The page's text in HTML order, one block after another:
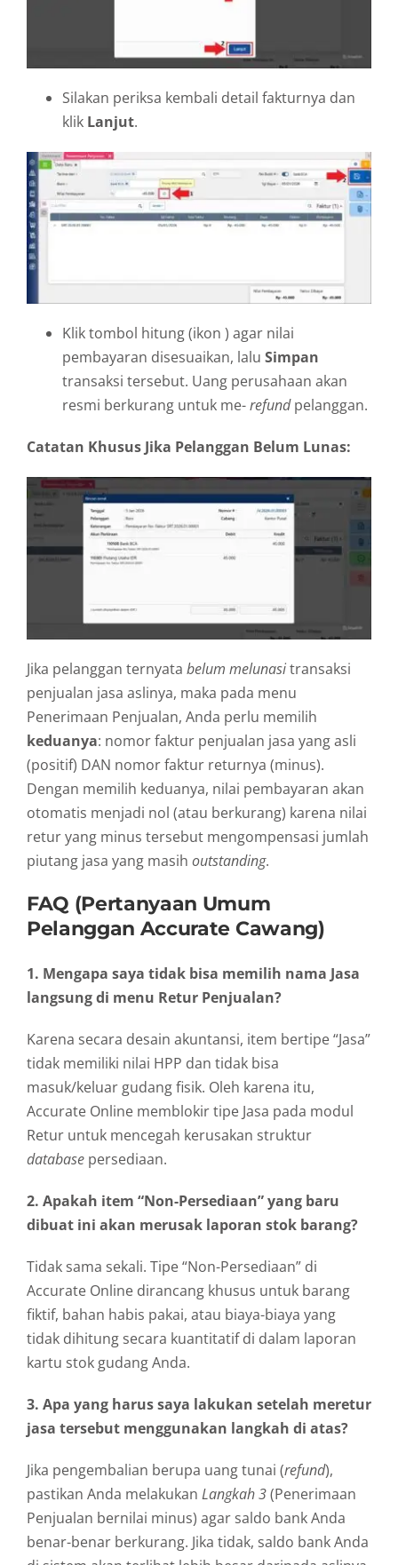
Silakan periksa kembali detail fakturnya dan
klik Lanjut.
Klik tombol hitung (ikon ) agar nilai
pembayaran disesuaikan, lalu Simpan
transaksi tersebut. Uang perusahaan akan
resmi berkurang untuk me-refundpelanggan.
Catatan Khusus Jika Pelanggan Belum Lunas:
Jika pelanggan ternyata belum melunasitransaksi
penjualan jasa aslinya, maka pada menu
Penerimaan Penjualan, Anda perlu memilih
keduanya: nomor faktur penjualan jasa yang asli
(positif) DAN nomor faktur returnya (minus).
Dengan memilih keduanya, nilai pembayaran akan
otomatis menjadi nol (atau berkurang) karena nilai
retur yang minus tersebut mengompensasi jumlah
piutang jasa yang masih outstanding.
FAQ (Pertanyaan Umum
Pelanggan Accurate Cawang)
1. Mengapa saya tidak bisa memilih nama Jasa
langsung di menu Retur Penjualan?
Karena secara desain akuntansi, item bertipe “Jasa”
tidak memiliki nilai HPP dan tidak bisa
masuk/keluar gudang fisik. Oleh karena itu,
Accurate Online memblokir tipe Jasa pada modul
Retur untuk mencegah kerusakan struktur
database persediaan.
2. Apakah item “Non-Persediaan” yang baru
dibuat ini akan merusak laporan stok barang?
Tidak sama sekali. Tipe “Non-Persediaan” di
Accurate Online dirancang khusus untuk barang
fiktif, bahan habis pakai, atau biaya-biaya yang
tidak dihitung secara kuantitatif di dalam laporan
kartu stok gudang Anda.
3. Apa yang harus saya lakukan setelah meretur
jasa tersebut menggunakan langkah di atas?
Jika pengembalian berupa uang tunai (refund),
pastikan Anda melakukan Langkah 3(Penerimaan
Penjualan bernilai minus) agar saldo bank Anda
benar-benar berkurang. Jika tidak, saldo bank Anda